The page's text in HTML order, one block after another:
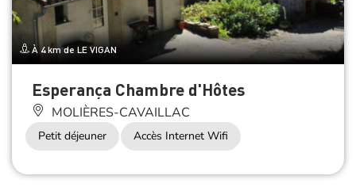
À 4 km de LE VIGAN
Esperança Chambre d'Hôtes
MOLIÈRES-CAVAILLAC
Petit déjeuner Accès Internet Wifi